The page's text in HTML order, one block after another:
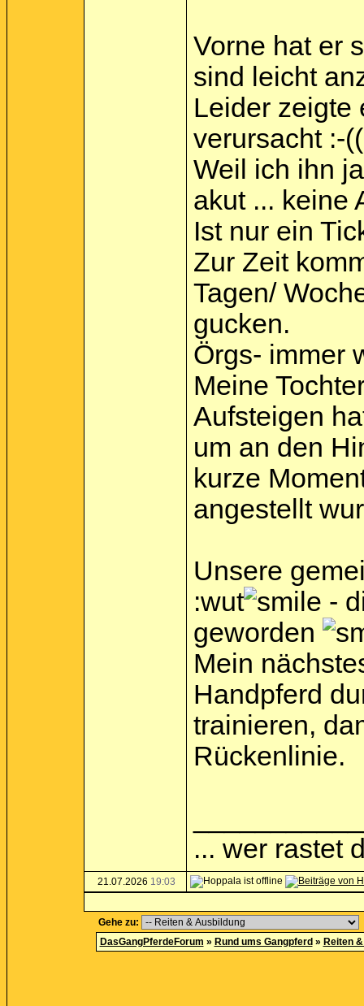
Vorne hat er
sind leicht
Leider zeigte
verursacht :-
Weil ich ihn
akut ... keine
Ist nur ein
Zur Zeit
Tagen/
gucken.
Örgs- immer
Meine
Aufsteigen
um an den
kurze
angestellt
Unsere
:wut
-
geworden
Mein
Handpferd
trainieren,
Rückenlinie.
... wer rastet
21.07.2026 19:03
Gehe zu:
DasGangPferdeForum » Rund ums Gangpferd » Reiten